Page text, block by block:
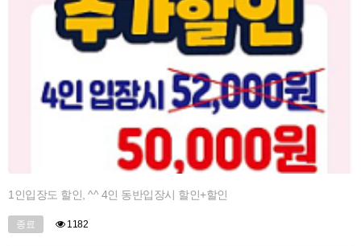
1인입장도 할인, ^^ 4인 동반입장시 할인+할인
종료 1182